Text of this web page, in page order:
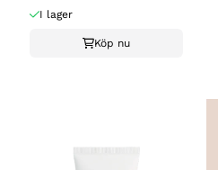
I lager
Köp nu